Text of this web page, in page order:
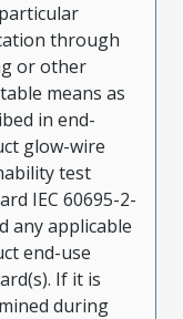
through
or other
means as
in end-
glow-wire
test
IEC 60695-2-
any applicable
end-use
If it is
during